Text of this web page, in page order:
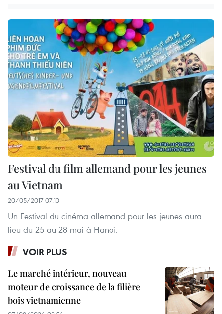
Festival du film allemand pour les jeunes
au Vietnam
20/05/2017 07:10
Un Festival du cinéma allemand pour les jeunes aura
lieu du 25 au 28 mai à Hanoi.
VOIR PLUS
Le marché intérieur, nouveau
moteur de croissance de la filière
bois vietnamienne